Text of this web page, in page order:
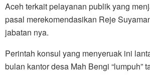
Aceh terkait pelayanan publik yang
pasal merekomendasikan Reje
jabatan nya.
Perintah konsul yang menyeruak ini
bulan kantor desa Mah Bengi “lumpuh”